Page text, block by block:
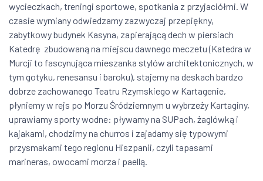
wycieczkach, treningi sportowe, spotkania z przyjaciółmi. W
czasie wymiany odwiedzamy zazwyczaj przepiękny,
zabytkowy budynek Kasyna, zapierającą dech w piersiach
Katedrę zbudowaną na miejscu dawnego meczetu (Katedra w
Murcji to fascynująca mieszanka stylów architektonicznych, w
tym gotyku, renesansu i baroku), stajemy na deskach bardzo
dobrze zachowanego Teatru Rzymskiego w Kartagenie,
płyniemy w rejs po Morzu Śródziemnym u wybrzeży Kartaginy,
uprawiamy sporty wodne: pływamy na SUPach, żaglówką i
kajakami, chodzimy na churros i zajadamy się typowymi
przysmakami tego regionu Hiszpanii, czyli tapasami
marineras, owocami morza i paellą.